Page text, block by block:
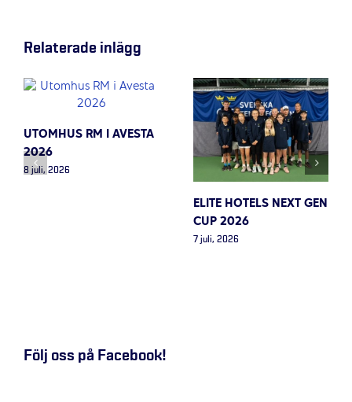
Relaterade inlägg
UTOMHUS RM I AVESTA
2026
8 juli, 2026
ELITE HOTELS NEXT GEN
CUP 2026
7 juli, 2026
Följ oss på Facebook!